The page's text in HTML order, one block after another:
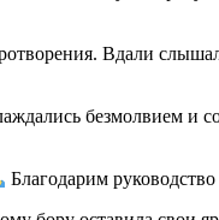
Вдали
безмолвием и
Благодарим